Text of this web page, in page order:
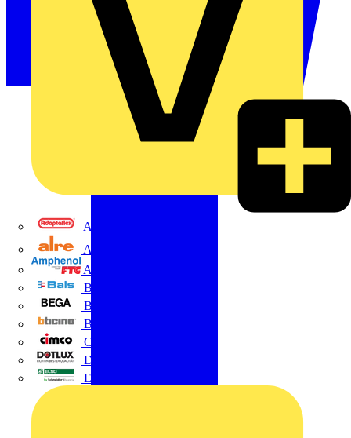
Adaptaflex
Alre
Amphenol FTG
BALS
Bega
Bticino
Cimco
DOTLUX GmbH
Elso